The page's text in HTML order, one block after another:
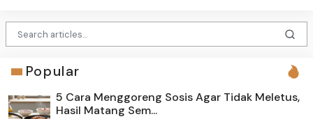
Popular
5 Cara Menggoreng Sosis Agar Tidak Meletus,
Hasil Matang Sem...